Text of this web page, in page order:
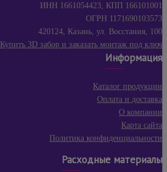
ИНН 1661054423, КПП 166101001
ОГРН 1171690103573
420124, Казань, ул. Восстания, 100
Купить 3D забор и заказать монтаж под ключ
Информация
Каталог продукции
Оплата и доставка
О компании
Карта сайта
Политика конфиденциальности
Расходные материалы